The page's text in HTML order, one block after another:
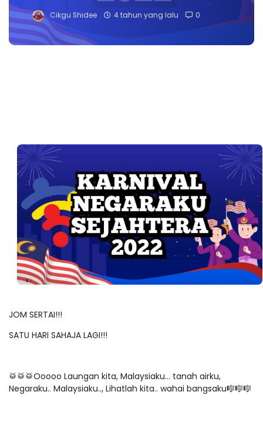
Cikgu Shidee 4 tahun yang lalu 0
JOM SERTAI!!!
SATU HARI SAHAJA LAGI!!!
🥁🥁🥁Ooooo Laungan kita, Malaysiaku... tanah airku,
Negaraku.. Malaysiaku.., Lihatlah kita.. wahai bangsaku🎼🎼🎼